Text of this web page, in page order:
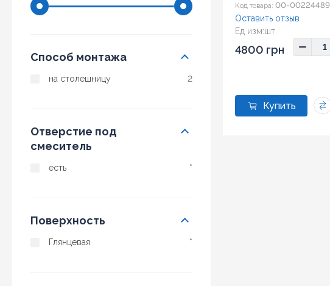
Способ монтажа
на столешницу 2
Отверстие под
смеситель
есть *
Поверхность
Глянцевая *
Код товара: 00-00224489
Ед изм:шт
Оставить отзыв
4800 грн